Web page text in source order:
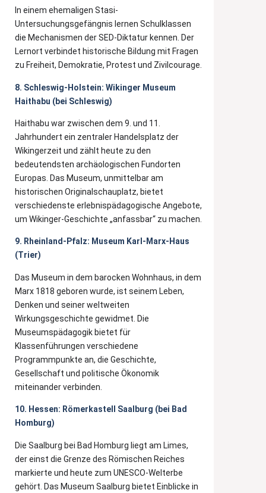
In einem ehemaligen Stasi-
Untersuchungsgefängnis lernen Schulklassen
die Mechanismen der SED-Diktatur kennen. Der
Lernort verbindet historische Bildung mit Fragen
zu Freiheit, Demokratie, Protest und Zivilcourage.
8. Schleswig-Holstein: Wikinger Museum
Haithabu (bei Schleswig)
Haithabu war zwischen dem 9. und 11.
Jahrhundert ein zentraler Handelsplatz der
Wikingerzeit und zählt heute zu den
bedeutendsten archäologischen Fundorten
Europas. Das Museum, unmittelbar am
historischen Originalschauplatz, bietet
verschiedenste erlebnispädagogische Angebote,
um Wikinger-Geschichte „anfassbar“ zu machen.
9. Rheinland-Pfalz: Museum Karl-Marx-Haus
(Trier)
Das Museum in dem barocken Wohnhaus, in dem
Marx 1818 geboren wurde, ist seinem Leben,
Denken und seiner weltweiten
Wirkungsgeschichte gewidmet. Die
Museumspädagogik bietet für
Klassenführungen verschiedene
Programmpunkte an, die Geschichte,
Gesellschaft und politische Ökonomik
miteinander verbinden.
10. Hessen: Römerkastell Saalburg (bei Bad
Homburg)
Die Saalburg bei Bad Homburg liegt am Limes,
der einst die Grenze des Römischen Reiches
markierte und heute zum UNESCO-Welterbe
gehört. Das Museum Saalburg bietet Einblicke in